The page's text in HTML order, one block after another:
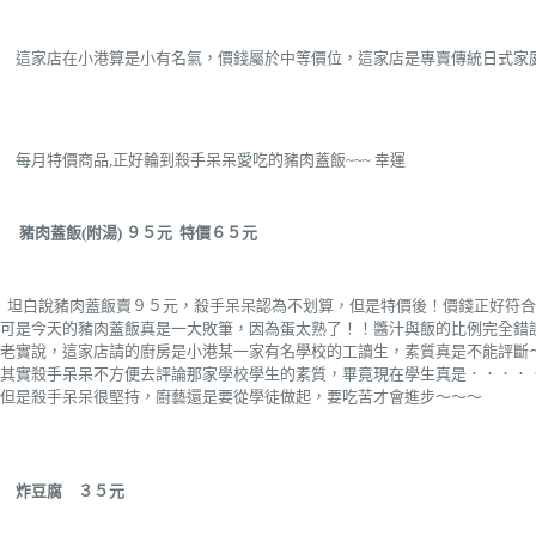
這家店在小港算是小有名氣，價錢屬於中等價位，這家店是專賣傳統日式家
每月特價商品,正好輪到殺手呆呆愛吃的豬肉蓋飯~~~ 幸運
豬肉蓋飯(附湯) ９５元 特價６５元
坦白說豬肉蓋飯賣９５元，殺手呆呆認為不划算，但是特價後！價錢正好符
可是今天的豬肉蓋飯真是一大敗筆，因為蛋太熟了！！醬汁與飯的比例完全錯
老實說，這家店請的廚房是小港某一家有名學校的工讀生，素質真是不能評斷
其實殺手呆呆不方便去評論那家學校學生的素質，畢竟現在學生真是．．．．
但是殺手呆呆很堅持，廚藝還是要從學徒做起，要吃苦才會進步～～～
炸豆腐 ３５元